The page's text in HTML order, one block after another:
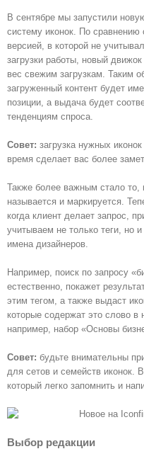
В сентябре мы запустили
систему иконок. По
версией, в которой не
загрузки работы, новый
вес свежим загрузкам. Таким
загруженный контент будет
позиции, а выдача будет
тенденциям спроса.
Совет: загрузка нужных
время сделает вас более
Также более важным стало то,
называется и маркируется.
когда клиент делает запрос,
учитываем не только теги, но
имена дизайнеров.
Например, поиск по запросу
естественно, покажет
этим тегом, а также выдаст
которые содержат это слово в
например, набор «Основы
Совет: будьте внимательны
для сетов и семейств иконок.
который легко запомнить и
Выбор редакции